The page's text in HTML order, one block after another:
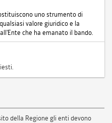
uno strumento di
valore giuridico e la
che ha emanato il bando.
della Regione gli enti devono